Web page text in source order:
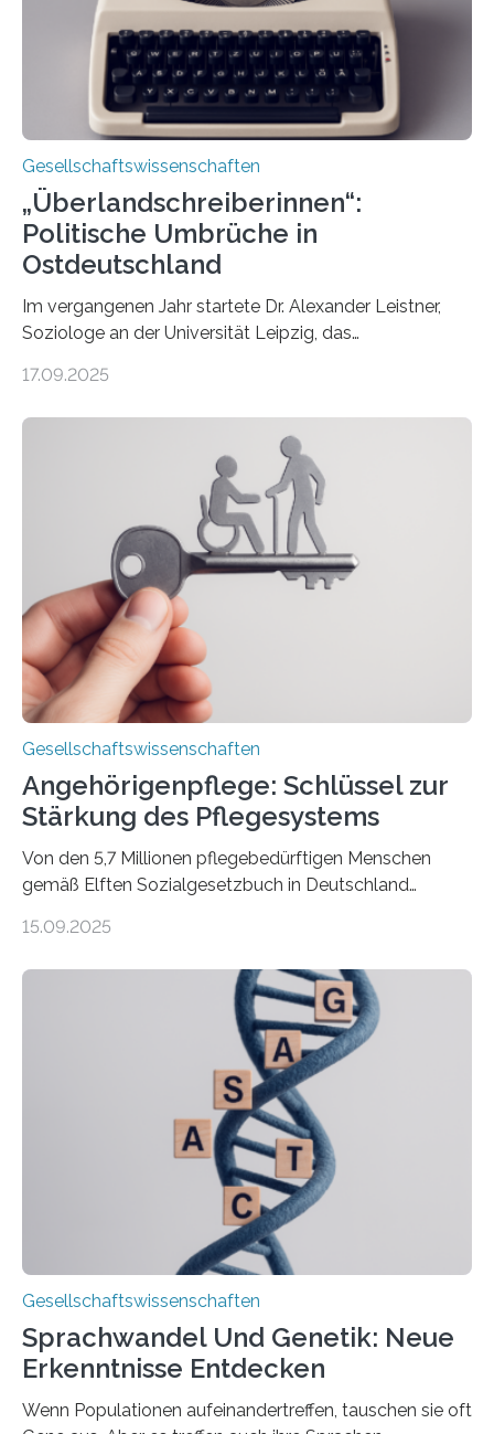
Bildung unterscheidet. Darüber sprechen Veronika
Eufinger und Dr. Kristin Torka…
Gesellschaftswissenschaften
„Überlandschreiberinnen“:
Politische Umbrüche in
Ostdeutschland
Im vergangenen Jahr startete Dr. Alexander Leistner,
Soziologe an der Universität Leipzig, das
across the Country“. Nun ist das „Projektbuch“
Schriftstellerinnen Manja Präkels, Tina Pruschmann und
Barbara Thériault. Es trägt den Titel
„Extremwetterlagen – Reportagen aus einem neuen
Deutschland“ und enthält eine Vielzahl von
zivilgesellschaftlichen Stimmen und Beobachtungen in
ländlichen Regionen. Im Interview spricht Projektleiter
Leistner über die Idee, das Vorgehen und wichtige
Erkenntnisse. Das Buch deute an, „wie…
17.09.2025
Gesellschaftswissenschaften
Angehörigenpflege: Schlüssel zur
Stärkung des Pflegesystems
Von den 5,7 Millionen pflegebedürftigen Menschen
gemäß Elften Sozialgesetzbuch in Deutschland
2050 wird eine Zunahme der Pflegebedürftigen auf 9
Wissenschaftler*innen des Deutschen Zentrums für
Altersfragen, des DIW Berlin und der TU Dortmund
aktuelle Pflegearrangements. Besonderes Augenmerk
wurde auf die Unterschiede zwischen Angehörigen-
und Zugehörigenpflege in und außerhalb des eigenen
Haushalts gelegt. Pflege im eigenen Haushalt richtet
sich oft an den/die Partner*in und dies häufig im
15.09.2025
Gesellschaftswissenschaften
Sprachwandel Und Genetik: Neue
Erkenntnisse Entdecken
Wenn Populationen aufeinandertreffen, tauschen sie oft